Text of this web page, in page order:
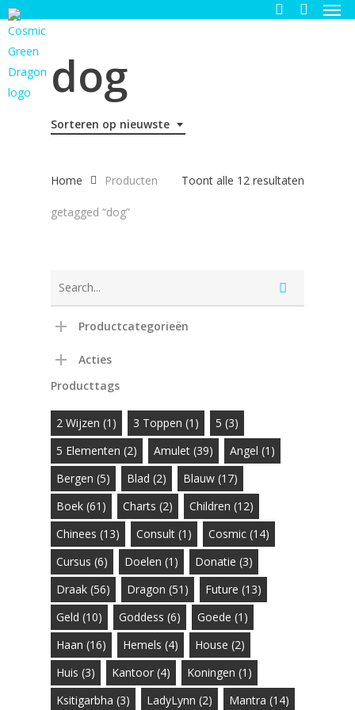
Skip
to
main
content
dog
Sorteren op nieuwste
Toont alle 12 resultaten
Home Producten
getagged “dog”
Productcategorieën
Acties
Producttags
2 Wijzen (1) 3 Toppen (1) 5 (3)
5 Elementen (2) Amulet (39) Angel (1)
Bergen (5) Blad (2) Blauw (17)
Boek (61) Charts (2) Children (12)
Chinees (13) Consult (1) Cosmic (14)
Cursus (6) Doelen (1) Donatie (3)
Draak (56) Dragon (51) Future (13)
Geld (10) Goddess (6) Goede (1)
Haan (16) Hemels (4) House (2)
Huis (3) Kantoor (4) Koningen (1)
Ksitigarbha (3) LadyLynn (2) Mantra (14)